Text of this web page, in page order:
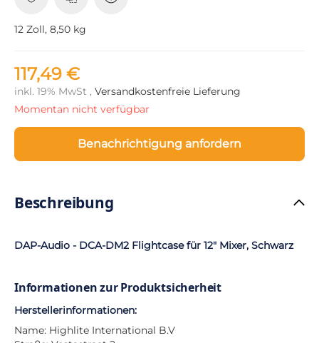
12 Zoll, 8,50 kg
117,49 €
inkl. 19% MwSt , Versandkostenfreie Lieferung
Momentan nicht verfügbar
Benachrichtigung anfordern
Beschreibung
DAP-Audio - DCA-DM2 Flightcase für 12" Mixer, Schwarz
Informationen zur Produktsicherheit
Herstellerinformationen:
Name: Highlite International B.V